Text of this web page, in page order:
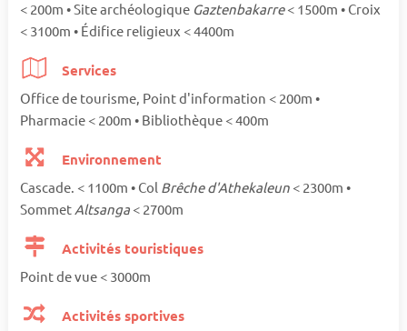
< 200m • Site archéologique Gaztenbakarre< 1500m • Croix
< 3100m • Édifice religieux < 4400m
Services
Office de tourisme, Point d'information < 200m •
Pharmacie < 200m • Bibliothèque < 400m
Environnement
Cascade. < 1100m • Col Brêche d'Athekaleun < 2300m •
Sommet Altsanga < 2700m
Activités touristiques
Point de vue < 3000m
Activités sportives